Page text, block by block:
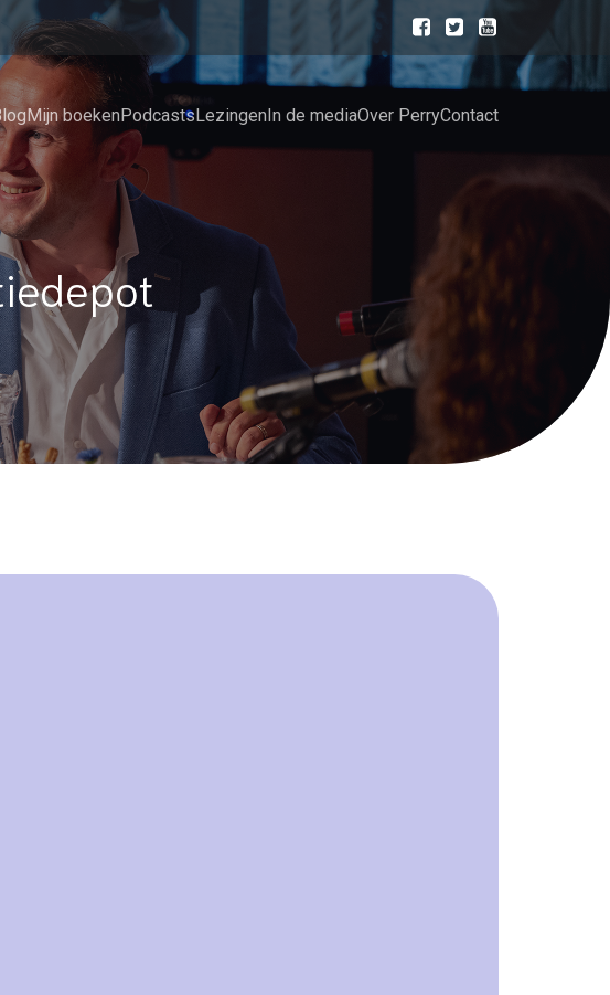
Mijn boekenPodcastsLezingenIn de mediaOver PerryContact